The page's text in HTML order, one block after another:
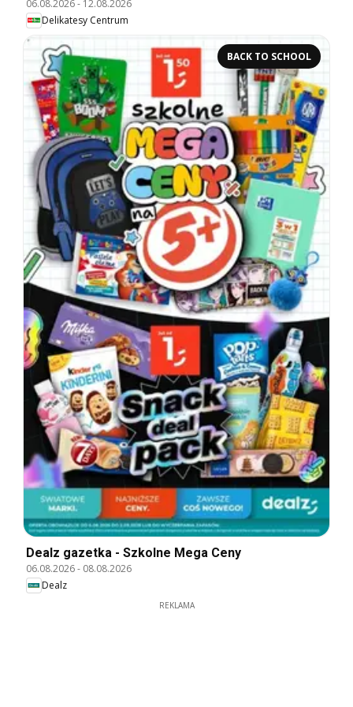
06.08.2026- 12.08.2026
Delikatesy Centrum
BACK TO SCHOOL
Dealz gazetka - Szkolne Mega Ceny
06.08.2026- 08.08.2026
Dealz
REKLAMA